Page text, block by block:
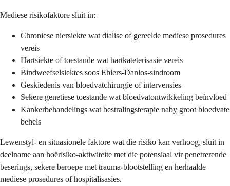
Mediese risikofaktore sluit in:
Chroniese niersiekte wat dialise of gereelde mediese prosedures
vereis
Hartsiekte of toestande wat hartkateterisasie vereis
Bindweefselsiektes soos Ehlers-Danlos-sindroom
Geskiedenis van bloedvatchirurgie of intervensies
Sekere genetiese toestande wat bloedvatontwikkeling beïnvloed
Kankerbehandelings wat bestralingsterapie naby groot bloedvate
behels
Lewenstyl- en situasionele faktore wat die risiko kan verhoog, sluit in
deelname aan hoërisiko-aktiwiteite met die potensiaal vir penetrerende
beserings, sekere beroepe met trauma-blootstelling en herhaalde
mediese prosedures of hospitalisasies.